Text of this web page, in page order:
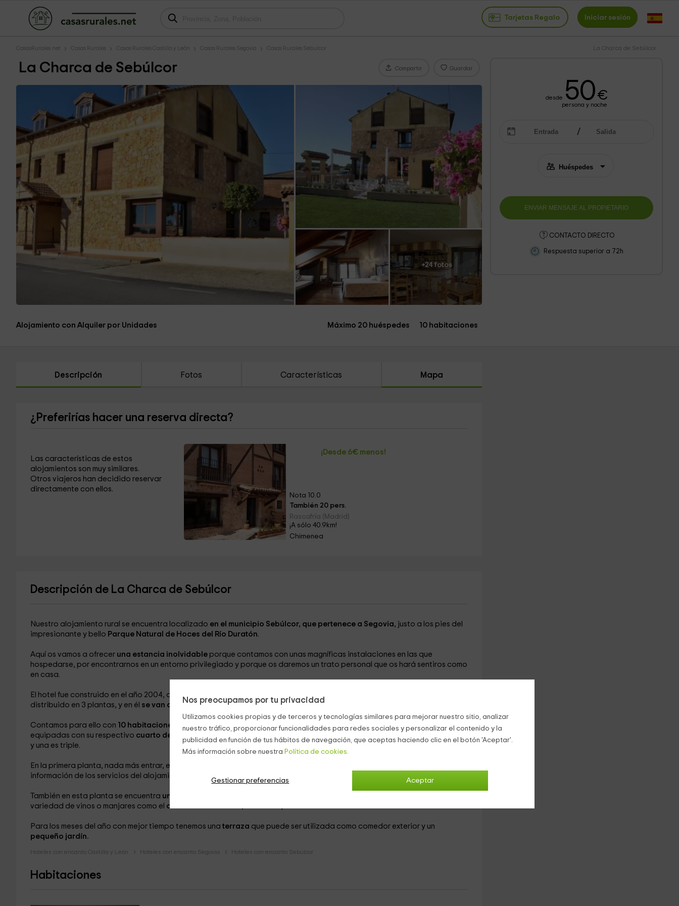
Nos preocupamos por tu privacidad
Utilizamos cookies propias y de terceros y tecnologías similares para mejorar nuestro sitio, analizar
nuestro tráfico, proporcionar funcionalidades para redes sociales y personalizar el contenido y la
publicidad en función de tus hábitos de navegación, que aceptas haciendo clic en el botón 'Aceptar'.
Más información sobre nuestra Política de cookies.
Aceptar
Gestionar preferencias
Tarjetas Regalo Iniciar sesión
CasasRurales.net Casas Rurales Casas Rurales Castilla y León Casas Rurales Segovia Casas Rurales Sebulcor La Charca de Sebúlcor
La Charca de Sebúlcor Compartir Guardar
+24 fotos
desde 50€
persona y noche
CONTACTO DIRECTO
Respuesta superior a 72h
Alojamiento con Alquiler por Unidades Máximo 20 huéspedes 10 habitaciones
Descripción Fotos Características Mapa
¿Preferirías hacer una reserva directa?
Las características de estos
alojamientos son muy similares.
Otros viajeros han decidido reservar
directamente con ellos.
¡Desde 6€ menos!
Nota 10.0
También 20 pers.
Rascafría (Madrid)
¡A sólo 40.9km!
Chimenea
Descripción de La Charca de Sebúlcor
Nuestro alojamiento rural se encuentra localizado en el municipio Sebúlcor, que pertenece a Segovia, justo a los pies del
impresionante y bello Parque Natural de Hoces del Río Duratón.
Aquí os vamos a ofrecer una estancia inolvidableporque contamos con unas magníficas instalaciones en las que
hospedarse, por encontrarnos en un entorno privilegiado y porque os daremos un trato personal que os hará sentiros como
en casa.
El hotel fue construido en el año 2004, aunque siguiendo los parámetros tradicionales con materiales como la
distribuido en 3 plantas, y en él se van a poder alojar alrededor de 20 personas.
Contamos para ello con 10 habitaciones.
Se encuentran distribuidas entre la segunda y la tercera planta y todas están
equipadas con su respectivo cuarto de baño , mobiliario para la ropa y televisión. De éstas una es individual, 8 son dobles
y una es triple.
En la primera planta, nada más entrar, encontraréis la recepción, donde nosotros os podemos dar todo tipo de
información de los servicios del alojamiento, de los lugares que visitar y de las actividades que desarrollamos.
También en esta planta se encuentra una sala de estar y un comedor
variedad de vinos o manjares como el chuletón de cordero
Para los meses del año con mejor tiempo tenemos una terraza que puede ser utilizada como comedor exterior y un
pequeño jardín.
Hoteles con encanto Castilla y León Hoteles con encanto Segovia Hoteles con encanto Sebulcor
Habitaciones